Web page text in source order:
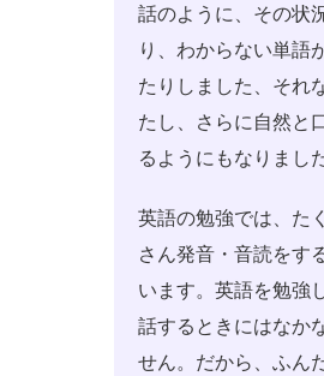
話のように、その状
り、わからない単語
たりしました、それ
たし、さらに自然と
るようにもなりました
英語の勉強では、た
さん発音・音読をす
います。英語を勉強
話するときにはなか
せん。だから、ふん